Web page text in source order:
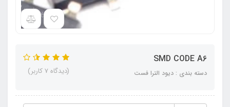
SMD CODE A6
دسته بندی : دیود الترا فست (دیدگاه 7 کاربر)